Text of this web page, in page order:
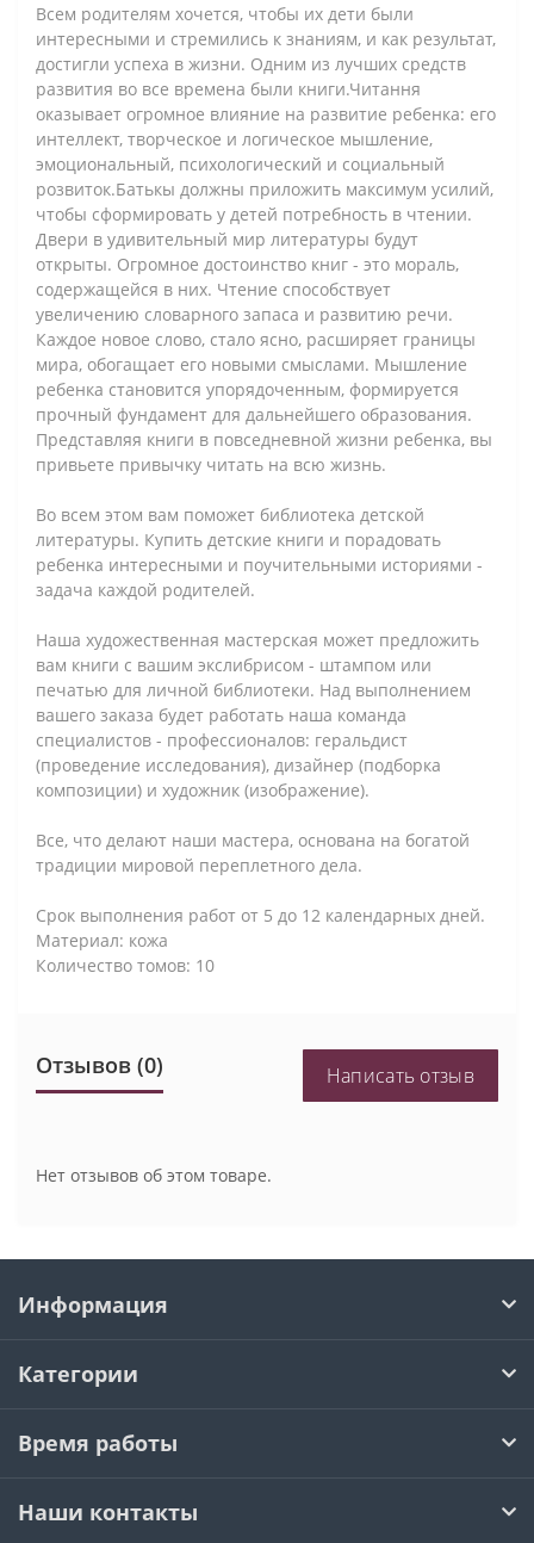
Всем родителям хочется, чтобы их дети были
интересными и стремились к знаниям, и как результат,
достигли успеха в жизни. Одним из лучших средств
развития во все времена были книги.Читання
оказывает огромное влияние на развитие ребенка: его
интеллект, творческое и логическое мышление,
эмоциональный, психологический и социальный
розвиток.Батькы должны приложить максимум усилий,
чтобы сформировать у детей потребность в чтении.
Двери в удивительный мир литературы будут
открыты. Огромное достоинство книг - это мораль,
содержащейся в них. Чтение способствует
увеличению словарного запаса и развитию речи.
Каждое новое слово, стало ясно, расширяет границы
мира, обогащает его новыми смыслами. Мышление
ребенка становится упорядоченным, формируется
прочный фундамент для дальнейшего образования.
Представляя книги в повседневной жизни ребенка, вы
привьете привычку читать на всю жизнь.
Во всем этом вам поможет библиотека детской
литературы. Купить детские книги и порадовать
ребенка интересными и поучительными историями -
задача каждой родителей.
Наша художественная мастерская может предложить
вам книги с вашим экслибрисом - штампом или
печатью для личной библиотеки. Над выполнением
вашего заказа будет работать наша команда
специалистов - профессионалов: геральдист
(проведение исследования), дизайнер (подборка
композиции) и художник (изображение).
Все, что делают наши мастера, основана на богатой
традиции мировой переплетного дела.
Срок выполнения работ от 5 до 12 календарных дней.
Материал: кожа
Количество томов: 10
Отзывов (0) Написать отзыв
Нет отзывов об этом товаре.
Информация
Категории
Время работы
Наши контакты